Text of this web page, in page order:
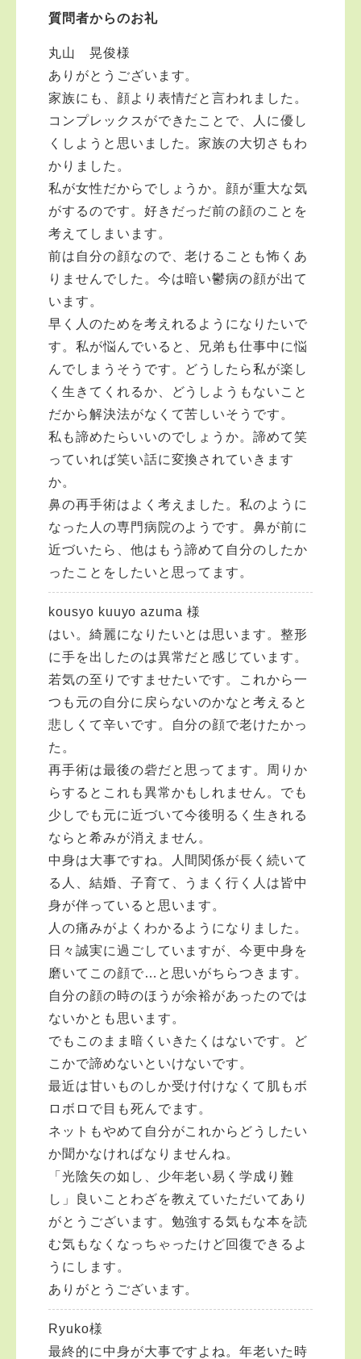
質問者からのお礼
丸山 晃俊様
ありがとうございます。
家族にも、顔より表情だと言われました。
コンプレックスができたことで、人に優し
くしようと思いました。家族の大切さもわ
かりました。
私が女性だからでしょうか。顔が重大な気
がするのです。好きだっだ前の顔のことを
考えてしまいます。
前は自分の顔なので、老けることも怖くあ
りませんでした。今は暗い鬱病の顔が出て
います。
早く人のためを考えれるようになりたいで
す。私が悩んでいると、兄弟も仕事中に悩
んでしまうそうです。どうしたら私が楽し
く生きてくれるか、どうしようもないこと
だから解決法がなくて苦しいそうです。
私も諦めたらいいのでしょうか。諦めて笑
っていれば笑い話に変換されていきます
か。
鼻の再手術はよく考えました。私のように
なった人の専門病院のようです。鼻が前に
近づいたら、他はもう諦めて自分のしたか
ったことをしたいと思ってます。
kousyo kuuyo azuma 様
はい。綺麗になりたいとは思います。整形
に手を出したのは異常だと感じています。
若気の至りですませたいです。これから一
つも元の自分に戻らないのかなと考えると
悲しくて辛いです。自分の顔で老けたかっ
た。
再手術は最後の砦だと思ってます。周りか
らするとこれも異常かもしれません。でも
少しでも元に近づいて今後明るく生きれる
ならと希みが消えません。
中身は大事ですね。人間関係が長く続いて
る人、結婚、子育て、うまく行く人は皆中
身が伴っていると思います。
人の痛みがよくわかるようになりました。
日々誠実に過ごしていますが、今更中身を
磨いてこの顔で…と思いがちらつきます。
自分の顔の時のほうが余裕があったのでは
ないかとも思います。
でもこのまま暗くいきたくはないです。ど
こかで諦めないといけないです。
最近は甘いものしか受け付けなくて肌もボ
ロボロで目も死んでます。
ネットもやめて自分がこれからどうしたい
か聞かなければなりませんね。
「光陰矢の如し、少年老い易く学成り難
し」良いことわざを教えていただいてあり
がとうございます。勉強する気もな本を読
む気もなくなっちゃったけど回復できるよ
うにします。
ありがとうございます。
Ryuko様
最終的に中身が大事ですよね。年老いた時